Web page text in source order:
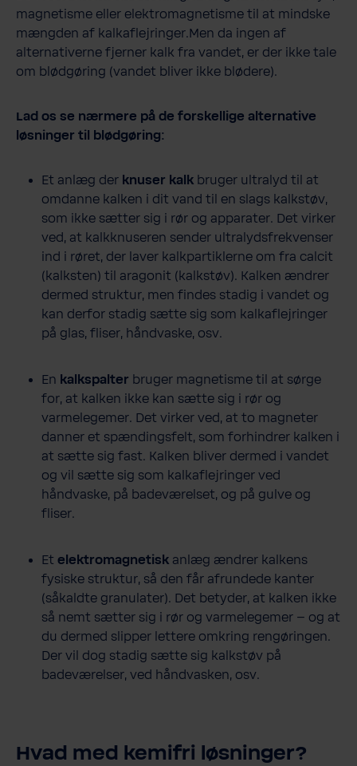
magnetisme eller elektromagnetisme til at mindske
mængden af kalkaflejringer.Men da ingen af
alternativerne fjerner kalk fra vandet, er der ikke tale
om blødgøring (vandet bliver ikke blødere).
Lad os se nærmere på de forskellige alternative
løsninger til blødgøring:
Et anlæg der knuser kalk bruger ultralyd til at
omdanne kalken i dit vand til en slags kalkstøv,
som ikke sætter sig i rør og apparater. Det virker
ved, at kalkknuseren sender ultralydsfrekvenser
ind i røret, der laver kalkpartiklerne om fra calcit
(kalksten) til aragonit (kalkstøv). Kalken ændrer
dermed struktur, men findes stadig i vandet og
kan derfor stadig sætte sig som kalkaflejringer
på glas, fliser, håndvaske, osv.
En kalkspalter bruger magnetisme til at sørge
for, at kalken ikke kan sætte sig i rør og
varmelegemer. Det virker ved, at to magneter
danner et spændingsfelt, som forhindrer kalken i
at sætte sig fast. Kalken bliver dermed i vandet
og vil sætte sig som kalkaflejringer ved
håndvaske, på badeværelset, og på gulve og
fliser.
Et elektromagnetisk anlæg ændrer kalkens
fysiske struktur, så den får afrundede kanter
(såkaldte granulater). Det betyder, at kalken ikke
så nemt sætter sig i rør og varmelegemer – og at
du dermed slipper lettere omkring rengøringen.
Der vil dog stadig sætte sig kalkstøv på
badeværelser, ved håndvasken, osv.
Hvad med kemifri løsninger?